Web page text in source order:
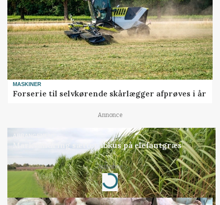
MASKINER
Forserie til selvkørende skårlægger afprøves i år
Annonce
ARRANGEMENT
Markvandring sætter fokus på elefantgræs
Annonce
Loading...